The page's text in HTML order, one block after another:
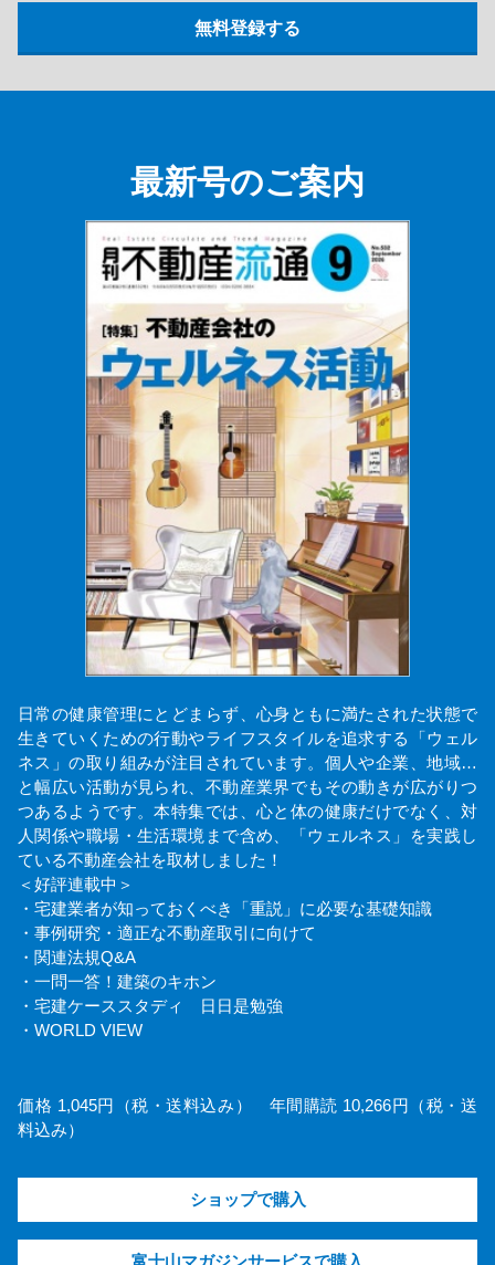
最新号のご案内
日常の健康管理にとどまらず、心身ともに満たされた状態で
生きていくための行動やライフスタイルを追求する「ウェル
ネス」の取り組みが注目されています。個人や企業、地域…
と幅広い活動が見られ、不動産業界でもその動きが広がりつ
つあるようです。本特集では、心と体の健康だけでなく、対
人関係や職場・生活環境まで含め、「ウェルネス」を実践し
ている不動産会社を取材しました！
＜好評連載中＞
・宅建業者が知っておくべき「重説」に必要な基礎知識
・事例研究・適正な不動産取引に向けて
・関連法規Q&A
・一問一答！建築のキホン
・宅建ケーススタディ 日日是勉強
・WORLD VIEW
価格 1,045円（税・送料込み） 年間購読 10,266円（税・送
料込み）
ショップで購入
富士山マガジンサービスで購入